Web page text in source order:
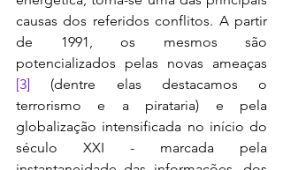
causas dos referidos conflitos. A partir
de 1991, os mesmos são
[3] (dentre elas destacamos o
terrorismo e a pirataria) e pela
globalização intensificada no início do
século XXI - marcada pela